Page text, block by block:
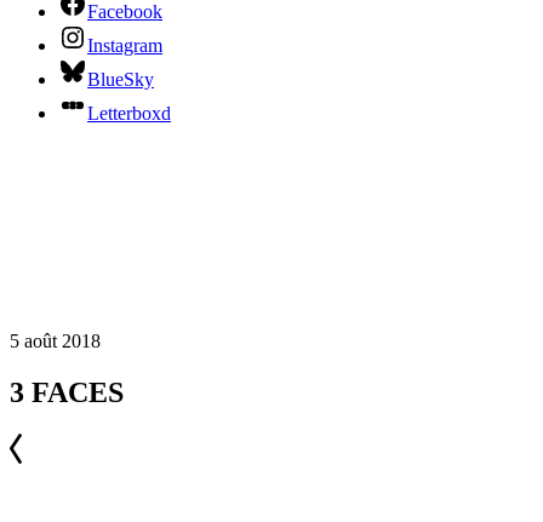
Facebook
Instagram
BlueSky
Letterboxd
5 août 2018
3 FACES